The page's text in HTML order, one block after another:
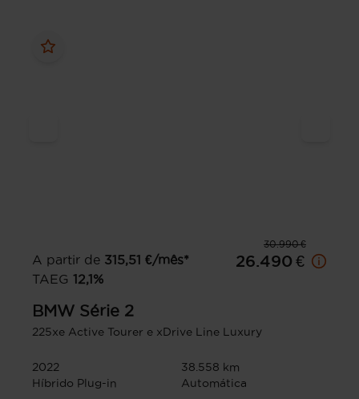
30.990 €
A partir de 315,51 €/mês*
TAEG 12,1%
26.490 €
BMW Série 2
225xe Active Tourer e xDrive Line Luxury
2022
38.558 km
Híbrido Plug-in
Automática